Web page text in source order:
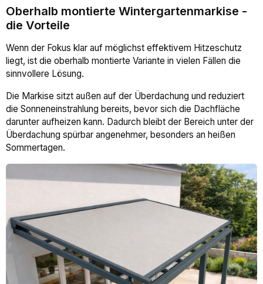
Oberhalb montierte Wintergartenmarkise -
die Vorteile
Wenn der Fokus klar auf möglichst effektivem Hitzeschutz
liegt, ist die oberhalb montierte Variante in vielen Fällen die
sinnvollere Lösung.
Die Markise sitzt außen auf der Überdachung und reduziert
die Sonneneinstrahlung bereits, bevor sich die Dachfläche
darunter aufheizen kann. Dadurch bleibt der Bereich unter der
Überdachung spürbar angenehmer, besonders an heißen
Sommertagen.